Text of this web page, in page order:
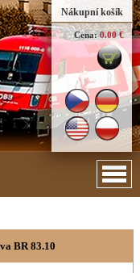
Nákupní košík
Cena: 0.00 €
BR 83.10